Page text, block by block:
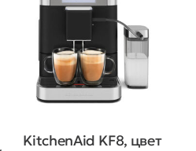
KitchenAid KF8, цвет